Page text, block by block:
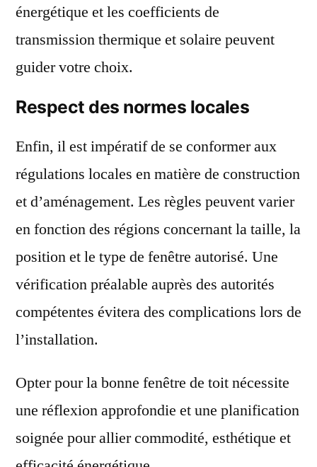
énergétique et les coefficients de
transmission thermique et solaire peuvent
guider votre choix.
Respect des normes locales
Enfin, il est impératif de se conformer aux
régulations locales en matière de construction
et d’aménagement. Les règles peuvent varier
en fonction des régions concernant la taille, la
position et le type de fenêtre autorisé. Une
vérification préalable auprès des autorités
compétentes évitera des complications lors de
l’installation.
Opter pour la bonne fenêtre de toit nécessite
une réflexion approfondie et une planification
soignée pour allier commodité, esthétique et